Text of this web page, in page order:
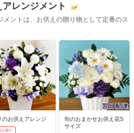
アレンジメント
メントは、お供えの贈り物として定番のス
のお供えアレンジ
お届け
旬のおまかせお供え花S
サイズ